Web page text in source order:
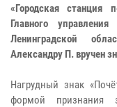
«Городская станция
Главного
Ленинградской
Александру П. вручен
Нагрудный знак
формой признания